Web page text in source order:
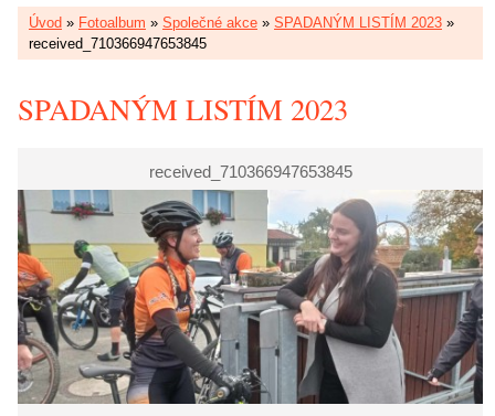
Úvod » Fotoalbum » Společné akce » SPADANÝM LISTÍM 2023 »
received_710366947653845
SPADANÝM LISTÍM 2023
received_710366947653845